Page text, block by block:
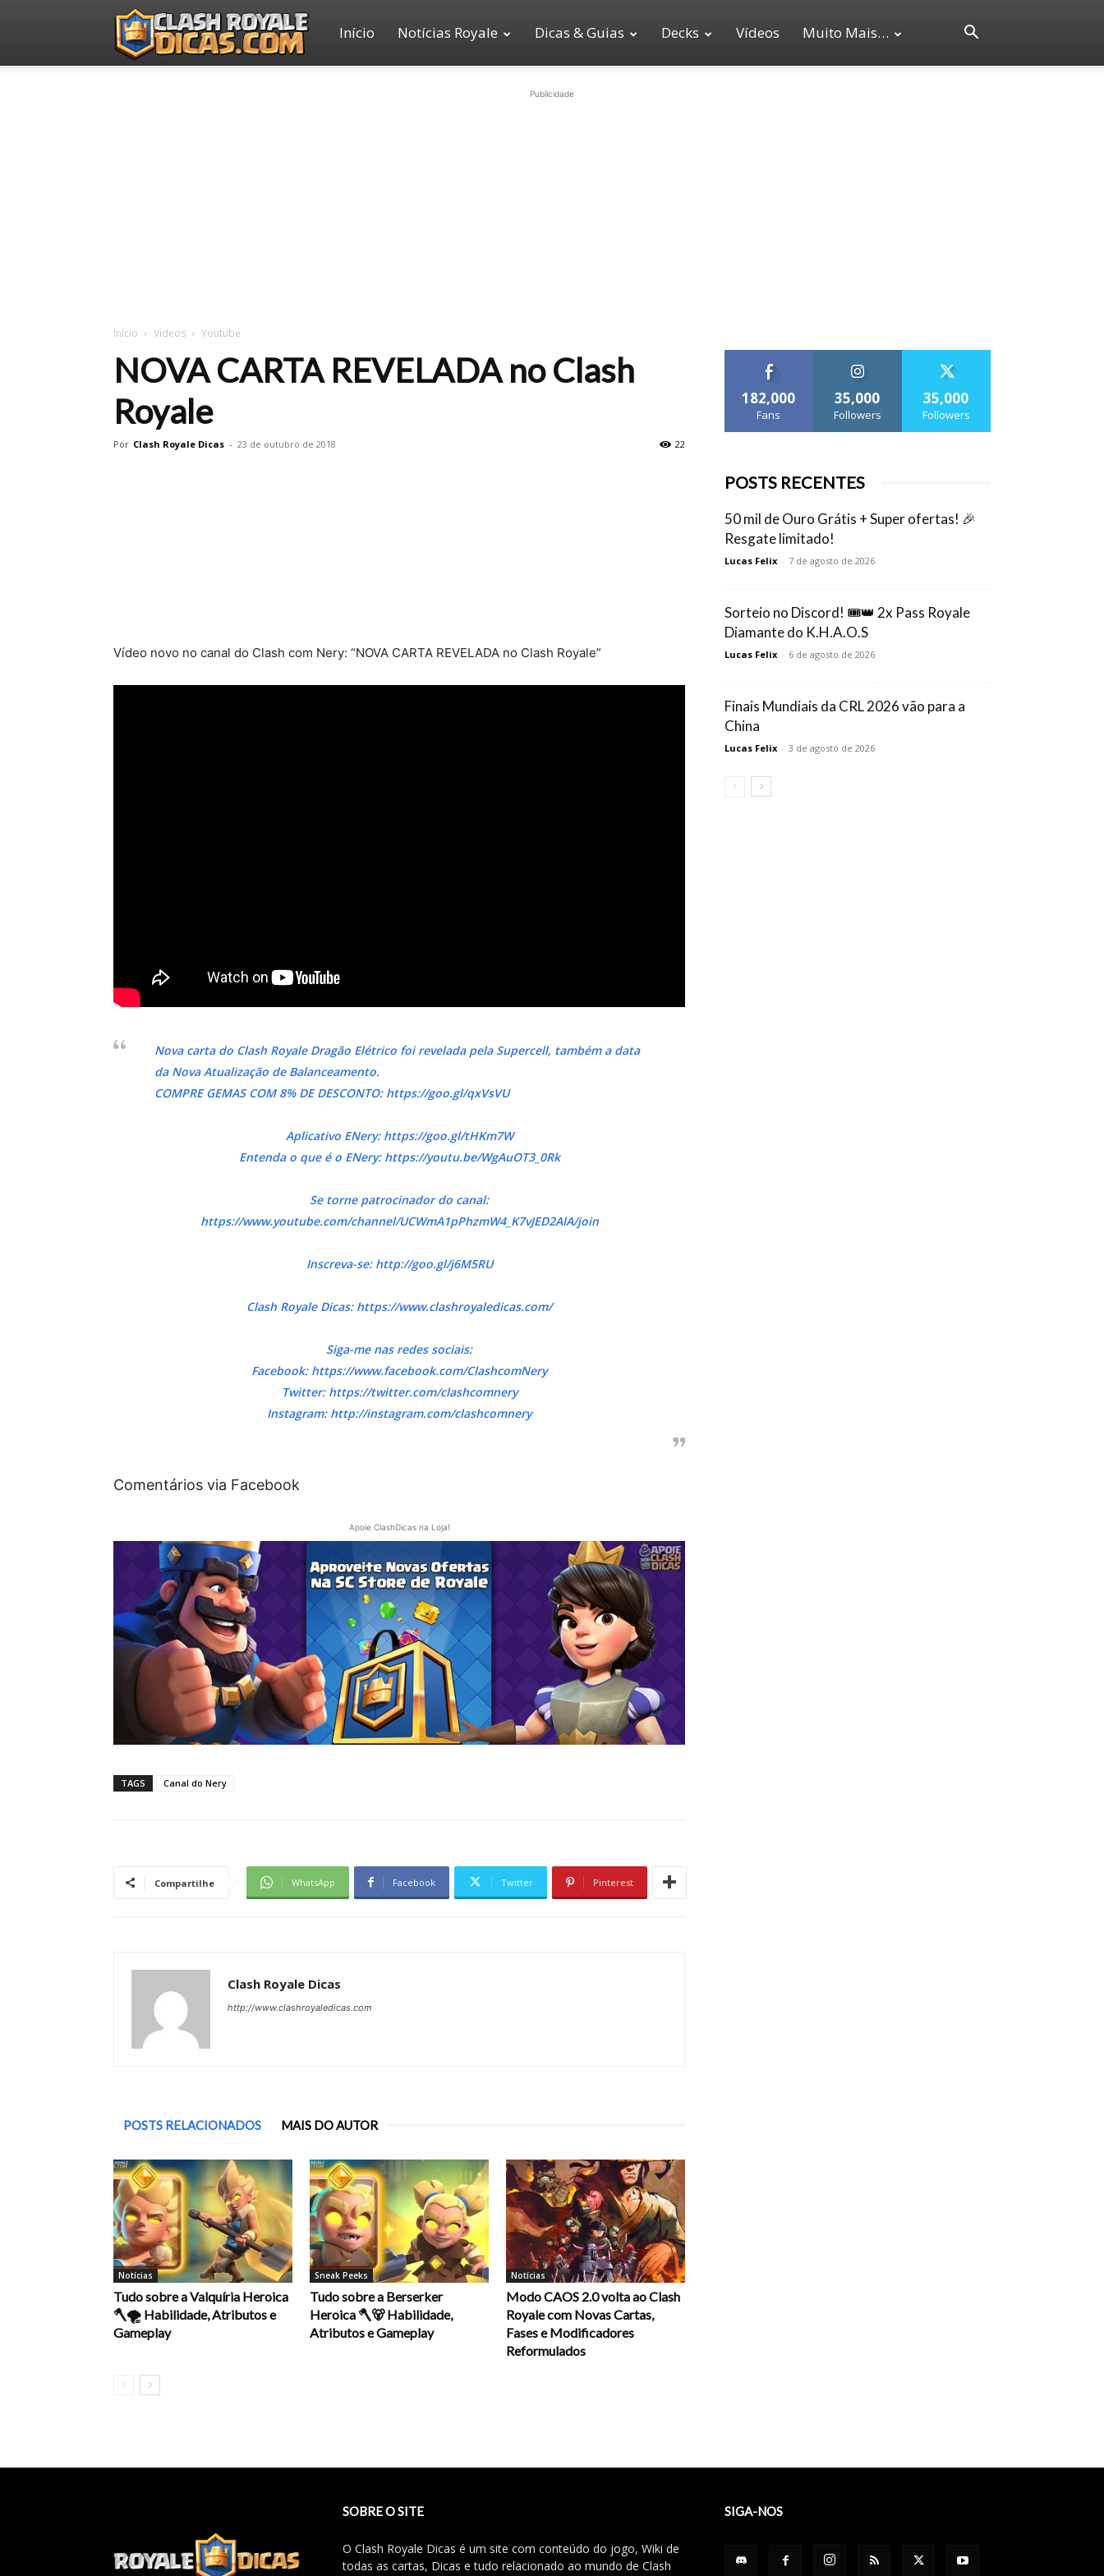
Clash
Início Notícias Royale Dicas & Guias Decks Vídeos Muito Mais…
Publicidade
Início Vídeos Youtube
NOVA CARTA REVELADA no Clash
Royale
Por Clash Royale Dicas - 23 de outubro de 2018 22
Vídeo novo no canal do Clash com Nery: “NOVA CARTA REVELADA no Clash Royale”
Nova carta do Clash Royale Dragão Elétrico foi revelada pela Supercell, também a data
da Nova Atualização de Balanceamento.
COMPRE GEMAS COM 8% DE DESCONTO: https://goo.gl/qxVsVU
Aplicativo ENery: https://goo.gl/tHKm7W
Entenda o que é o ENery: https://youtu.be/WgAuOT3_0Rk
Se torne patrocinador do canal:
https://www.youtube.com/channel/UCWmA1pPhzmW4_K7vJED2AlA/join
Inscreva-se: http://goo.gl/j6M5RU
Clash Royale Dicas: https://www.clashroyaledicas.com/
Siga-me nas redes sociais:
Facebook: https://www.facebook.com/ClashcomNery
Twitter: https://twitter.com/clashcomnery
Instagram: http://instagram.com/clashcomnery
Comentários via Facebook
Apoie ClashDicas na Loja!
TAGS Canal do Nery
Compartilhe WhatsApp Facebook Twitter Pinterest
Clash Royale Dicas
http://www.clashroyaledicas.com
POSTS RELACIONADOS MAIS DO AUTOR
Notícias
Tudo sobre a Valquíria Heroica
🪓🌪️ Habilidade, Atributos e
Gameplay
Sneak Peeks
Tudo sobre a Berserker
Heroica 🪓🐻 Habilidade,
Atributos e Gameplay
Notícias
Modo CAOS 2.0 volta ao Clash
Royale com Novas Cartas,
Fases e Modificadores
Reformulados
182,000
Fans
35,000
Followers
35,000
Followers
POSTS RECENTES
50 mil de Ouro Grátis + Super ofertas! 🎉
Resgate limitado!
Lucas Felix - 7 de agosto de 2026
Sorteio no Discord! 🎟️👑 2x Pass Royale
Diamante do K.H.A.O.S
Lucas Felix - 6 de agosto de 2026
Finais Mundiais da CRL 2026 vão para a
China
Lucas Felix - 3 de agosto de 2026
SOBRE O SITE
O Clash Royale Dicas é um site com conteúdo do jogo, Wiki de
todas as cartas, Dicas e tudo relacionado ao mundo de Clash
SIGA-NOS